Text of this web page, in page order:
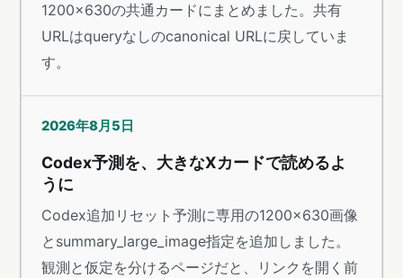
1200×630の共通カードにまとめました。共有
URLはqueryなしのcanonical URLに戻していま
す。
2026年8月5日
Codex予測を、大きなXカードで読めるよ
うに
Codex追加リセット予測に専用の1200×630画像
とsummary_large_image指定を追加しました。
観測と仮定を分けるページだと、リンクを開く前